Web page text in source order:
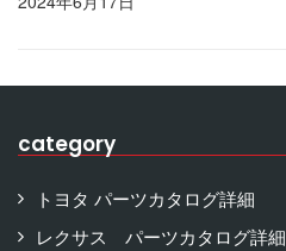
category
トヨタ パーツカタログ詳細
レクサス パーツカタログ詳細